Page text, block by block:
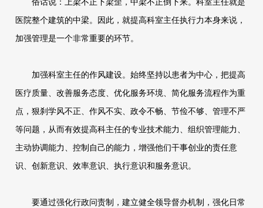
俗话说：上梁不正下梁歪，中梁不正倒下来。科室主任就是
医院整个建筑的中梁。因此，就提高科室主任执行力本身来说，
加强管理是一个非常重要的环节。
加强科室主任的作风建设。始终坚持以患者为中心，把提高
医疗质量、改善服务态度、优化服务环境、简化服务流程作为重
点，狠刹学风不正、作风不实、政令不畅、节俭不够、管理不严
等问题，从而有效提高科主任的专业技术能力、组织管理能力、
主动协调能力、控制自己的能力，增强他们干事创业的责任意
识、创新意识、效率意识、执行意识和服务意识。
要通过强化行政问责制，建立健全领导督办机制，强化日常